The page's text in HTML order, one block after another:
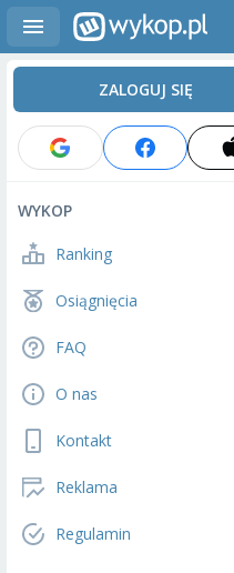
ZALOGUJ SIĘ
WYKOP
Ranking
Osiągnięcia
FAQ
O nas
Kontakt
Reklama
Regulamin